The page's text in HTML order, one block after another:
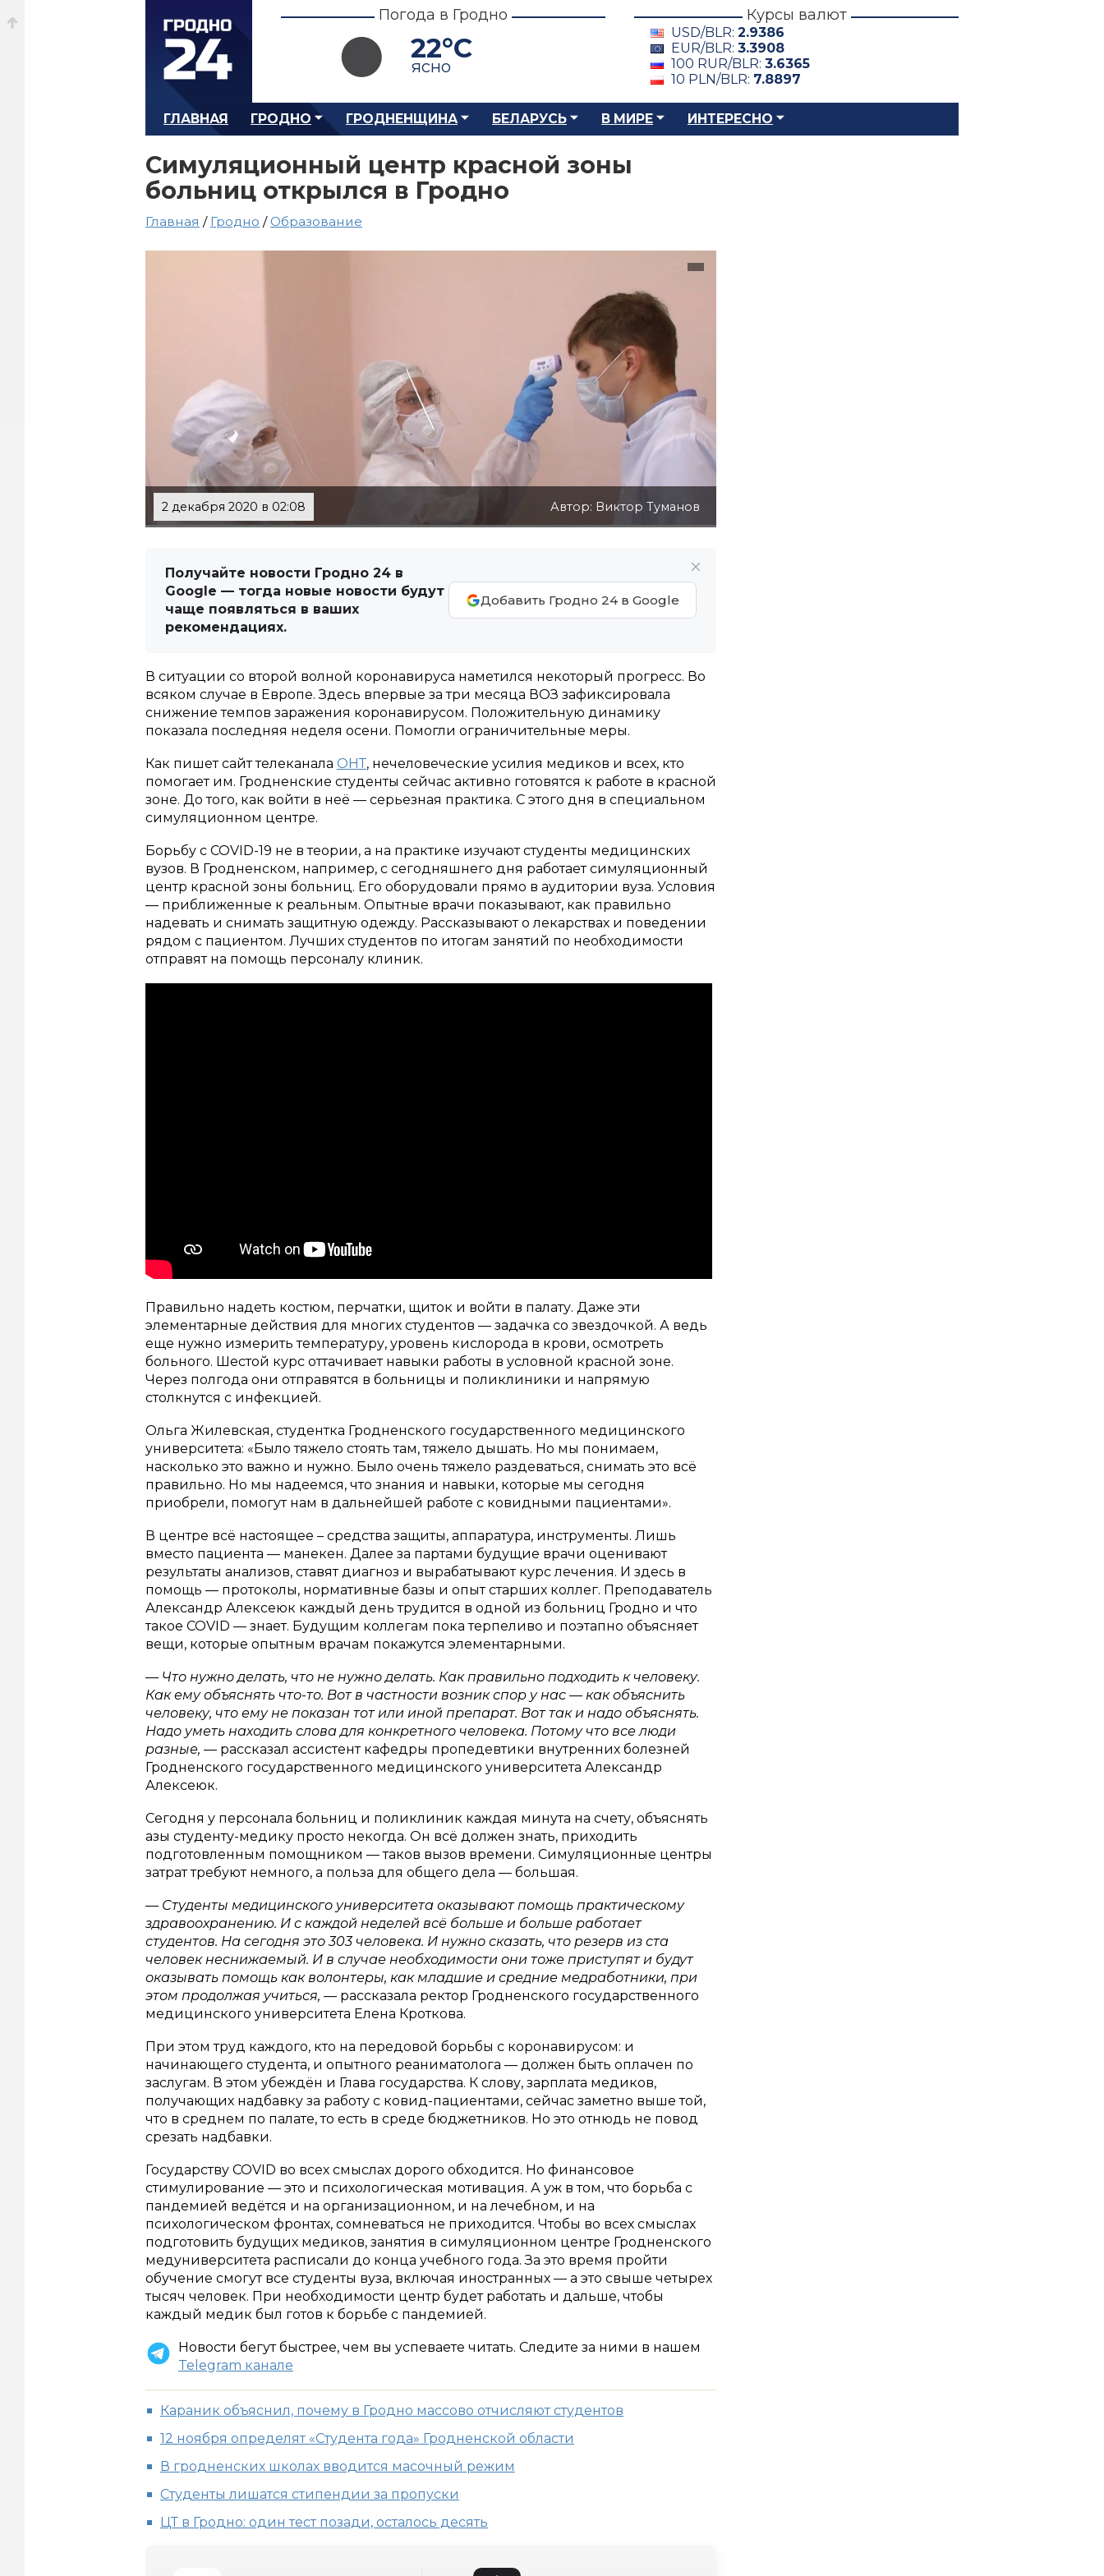
Погода в Гродно
22°C
ясно
Курсы валют
USD/BLR: 2.9386
EUR/BLR: 3.3908
100 RUR/BLR: 3.6365
10 PLN/BLR: 7.8897
ГЛАВНАЯ ГРОДНО ГРОДНЕНЩИНА БЕЛАРУСЬ В МИРЕ ИНТЕРЕСНО
Симуляционный центр красной зоны
больниц открылся в Гродно
Главная / Гродно /Образование
2 декабря 2020 в 02:08 Автор: Виктор Туманов
Получайте новости Гродно 24 в
Google — тогда новые новости будут
чаще появляться в ваших
рекомендациях.
Добавить Гродно 24 в Google
В ситуации со второй волной коронавируса наметился некоторый прогресс. Во
всяком случае в Европе. Здесь впервые за три месяца ВОЗ зафиксировала
снижение темпов заражения коронавирусом. Положительную динамику
показала последняя неделя осени. Помогли ограничительные меры.
Как пишет сайт телеканала ОНТ, нечеловеческие усилия медиков и всех, кто
помогает им. Гродненские студенты сейчас активно готовятся к работе в красной
зоне. До того, как войти в неё — серьезная практика. С этого дня в специальном
симуляционном центре.
Борьбу с COVID-19 не в теории, а на практике изучают студенты медицинских
вузов. В Гродненском, например, с сегодняшнего дня работает симуляционный
центр красной зоны больниц. Его оборудовали прямо в аудитории вуза. Условия
— приближенные к реальным. Опытные врачи показывают, как правильно
надевать и снимать защитную одежду. Рассказывают о лекарствах и поведении
рядом с пациентом. Лучших студентов по итогам занятий по необходимости
отправят на помощь персоналу клиник.
Правильно надеть костюм, перчатки, щиток и войти в палату. Даже эти
элементарные действия для многих студентов — задачка со звездочкой. А ведь
еще нужно измерить температуру, уровень кислорода в крови, осмотреть
больного. Шестой курс оттачивает навыки работы в условной красной зоне.
Через полгода они отправятся в больницы и поликлиники и напрямую
столкнутся с инфекцией.
Ольга Жилевская, студентка Гродненского государственного медицинского
университета: «Было тяжело стоять там, тяжело дышать. Но мы понимаем,
насколько это важно и нужно. Было очень тяжело раздеваться, снимать это всё
правильно. Но мы надеемся, что знания и навыки, которые мы сегодня
приобрели, помогут нам в дальнейшей работе с ковидными пациентами».
В центре всё настоящее – средства защиты, аппаратура, инструменты. Лишь
вместо пациента — манекен. Далее за партами будущие врачи оценивают
результаты анализов, ставят диагноз и вырабатывают курс лечения. И здесь в
помощь — протоколы, нормативные базы и опыт старших коллег. Преподаватель
Александр Алексеюк каждый день трудится в одной из больниц Гродно и что
такое COVID — знает. Будущим коллегам пока терпеливо и поэтапно объясняет
вещи, которые опытным врачам покажутся элементарными.
— Что нужно делать, что не нужно делать. Как правильно подходить к человеку.
Как ему объяснять что-то. Вот в частности возник спор у нас — как объяснить
человеку, что ему не показан тот или иной препарат. Вот так и надо объяснять.
Надо уметь находить слова для конкретного человека. Потому что все люди
разные, — рассказал ассистент кафедры пропедевтики внутренних болезней
Гродненского государственного медицинского университета Александр
Алексеюк.
Сегодня у персонала больниц и поликлиник каждая минута на счету, объяснять
азы студенту-медику просто некогда. Он всё должен знать, приходить
подготовленным помощником — таков вызов времени. Симуляционные центры
затрат требуют немного, а польза для общего дела — большая.
— Студенты медицинского университета оказывают помощь практическому
здравоохранению. И с каждой неделей всё больше и больше работает
студентов. На сегодня это 303 человека. И нужно сказать, что резерв из ста
человек неснижаемый. И в случае необходимости они тоже приступят и будут
оказывать помощь как волонтеры, как младшие и средние медработники, при
этом продолжая учиться, — рассказала ректор Гродненского государственного
медицинского университета Елена Кроткова.
При этом труд каждого, кто на передовой борьбы с коронавирусом: и
начинающего студента, и опытного реаниматолога — должен быть оплачен по
заслугам. В этом убеждён и Глава государства. К слову, зарплата медиков,
получающих надбавку за работу с ковид-пациентами, сейчас заметно выше той,
что в среднем по палате, то есть в среде бюджетников. Но это отнюдь не повод
срезать надбавки.
Государству COVID во всех смыслах дорого обходится. Но финансовое
стимулирование — это и психологическая мотивация. А уж в том, что борьба с
пандемией ведётся и на организационном, и на лечебном, и на
психологическом фронтах, сомневаться не приходится. Чтобы во всех смыслах
подготовить будущих медиков, занятия в симуляционном центре Гродненского
медуниверситета расписали до конца учебного года. За это время пройти
обучение смогут все студенты вуза, включая иностранных — а это свыше четырех
тысяч человек. При необходимости центр будет работать и дальше, чтобы
каждый медик был готов к борьбе с пандемией.
Новости бегут быстрее, чем вы успеваете читать. Следите за ними в нашем
Telegram канале
Караник объяснил, почему в Гродно массово отчисляют студентов
12 ноября определят «Студента года» Гродненской области
В гродненских школах вводится масочный режим
Студенты лишатся стипендии за пропуски
ЦТ в Гродно: один тест позади, осталось десять